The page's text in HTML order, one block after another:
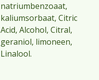
natriumbenzoaat,
kaliumsorbaat, Citric
Acid, Alcohol, Citral,
geraniol, limoneen,
Linalool.